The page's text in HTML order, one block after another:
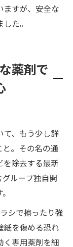
ますが、安全な
た。
薬剤で
て、もう少し詳
と。その名の通
を除去する最新
ループ独自開
シで擦ったり強
紙を傷める恐れ
く専用薬剤を細